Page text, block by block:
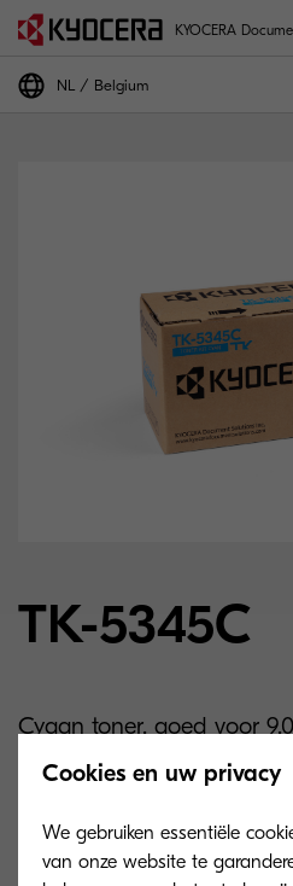
KYOCERA
NL Belgium
TK-5345C
Cyaan toner, goed voor
5% bedekking. De
afdrukken A4.
Cookies en uw privacy
We gebruiken essentiële
van onze website te